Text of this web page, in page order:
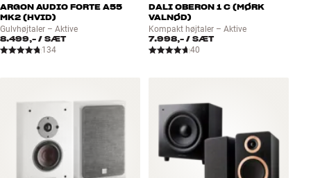
ARGON AUDIO FORTE A55
MK2 (HVID)
Gulvhøjtaler – Aktive
8.499,- / SÆT
134
DALI OBERON 1 C (MØRK
VALNØD)
Kompakt højtaler – Aktive
7.998,- / SÆT
40